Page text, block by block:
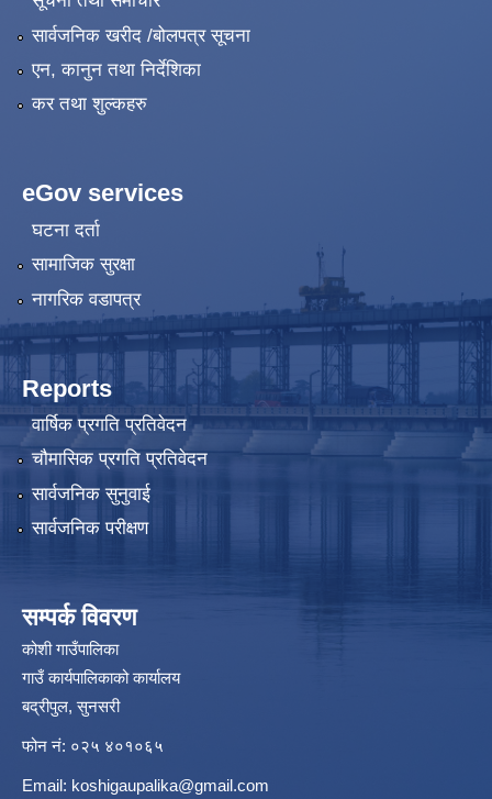
सार्वजनिक खरीद /बोलपत्र सूचना
एन, कानुन तथा निर्देशिका
कर तथा शुल्कहरु
eGov services
घटना दर्ता
सामाजिक सुरक्षा
नागरिक वडापत्र
Reports
वार्षिक प्रगति प्रतिवेदन
चौमासिक प्रगति प्रतिवेदन
सार्वजनिक सुनुवाई
सार्वजनिक परीक्षण
सम्पर्क विवरण
कोशी गाउँपालिका
गाउँ कार्यपालिकाको कार्यालय
बद्रीपुल, सुनसरी
फोन नं: ०२५ ४०१०६५
Email: koshigaupalika@gmail.com